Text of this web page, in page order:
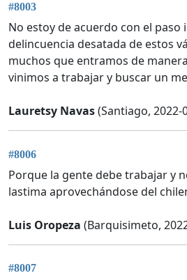
#8003
No estoy de acuerdo con el paso
delincuencia desatada de estos
muchos que entramos de
vinimos a trabajar y buscar un
Lauretsy Navas(Santiago, 2022-
#8006
Porque la gente debe trabajar y
lastima aprovechándose del
Luis Oropeza (Barquisimeto,
#8007